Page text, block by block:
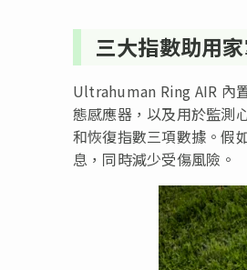
三大指數助用
Ultrahuman Ring AIR 內
態感應器，以及用於監測
和恢復指數三項數據。假
息，同時減少受傷風險。